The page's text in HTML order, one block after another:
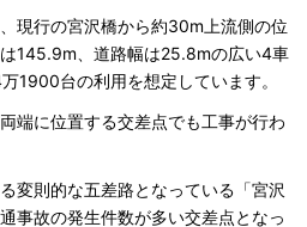
現行の宮沢橋から約30m上流側の位
145.9m、道路幅は25.8mの広い4車
1900台の利用を想定しています。
端に位置する交差点でも工事が行わ
変則的な五差路となっている「宮沢
事故の発生件数が多い交差点となっ